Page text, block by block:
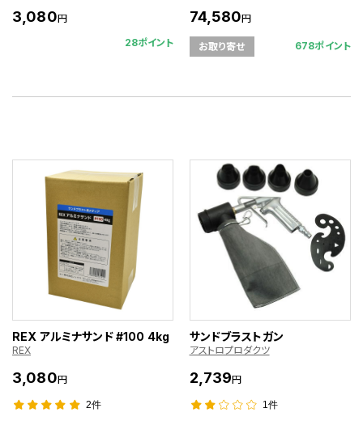
3,080円
28ポイント
74,580円
お取り寄せ 678ポイント
REX アルミナサンド #100 4kg
REX
3,080円
2件
サンドブラストガン
アストロプロダクツ
2,739円
1件